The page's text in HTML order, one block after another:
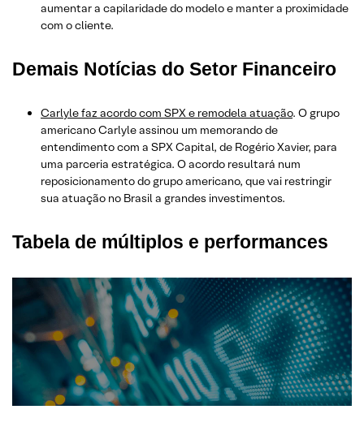
aumentar a capilaridade do modelo e manter a proximidade
com o cliente.
Demais Notícias do Setor Financeiro
Carlyle faz acordo com SPX e remodela atuação. O grupo
americano Carlyle assinou um memorando de
entendimento com a SPX Capital, de Rogério Xavier, para
uma parceria estratégica. O acordo resultará num
reposicionamento do grupo americano, que vai restringir
sua atuação no Brasil a grandes investimentos.
Tabela de múltiplos e performances